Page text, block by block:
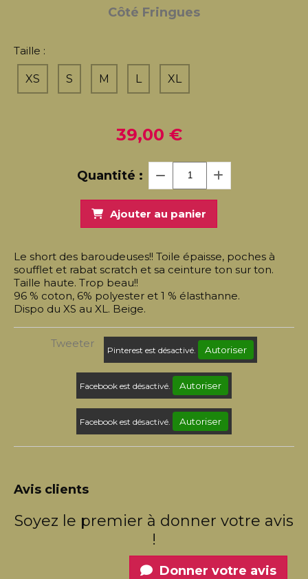
Côté Fringues
Taille :
XS S M L XL
39,00 €
Quantité :
Ajouter au panier
Le short des baroudeuses!! Toile épaisse, poches à
soufflet et rabat scratch et sa ceinture ton sur ton.
Taille haute. Trop beau!!
96 % coton, 6% polyester et 1 % élasthanne.
Dispo du XS au XL. Beige.
Tweeter
Pinterest est désactivé. Autoriser
Facebook est désactivé. Autoriser
Facebook est désactivé. Autoriser
Avis clients
Soyez le premier à donner votre avis
!
Donner votre avis